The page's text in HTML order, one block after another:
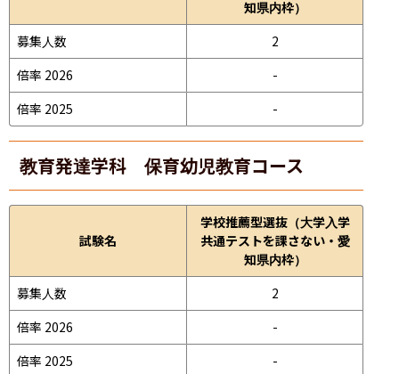
知県内枠）
募集人数
2
倍率 2026
-
倍率 2025
-
教育発達学科 保育幼児教育コース
試験名
学校推薦型選抜（大学入学
共通テストを課さない・愛
知県内枠）
募集人数
2
倍率 2026
-
倍率 2025
-